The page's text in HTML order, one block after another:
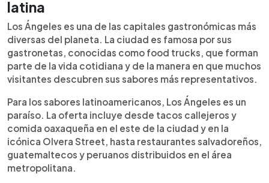
latina
Los Ángeles es una de las capitales gastronómicas más
diversas del planeta. La ciudad es famosa por sus
gastronetas, conocidas como food trucks, que forman
parte de la vida cotidiana y de la manera en que muchos
visitantes descubren sus sabores más representativos.
Para los sabores latinoamericanos, Los Ángeles es un
paraíso. La oferta incluye desde tacos callejeros y
comida oaxaqueña en el este de la ciudad y en la
icónica Olvera Street, hasta restaurantes salvadoreños,
guatemaltecos y peruanos distribuidos en el área
metropolitana.